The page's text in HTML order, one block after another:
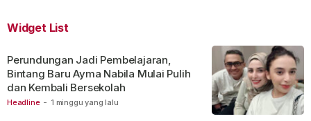
Widget List
Headline - 1 minggu yang lalu
Perundungan Jadi Pembelajaran,
Bintang Baru Ayma Nabila Mulai Pulih
dan Kembali Bersekolah